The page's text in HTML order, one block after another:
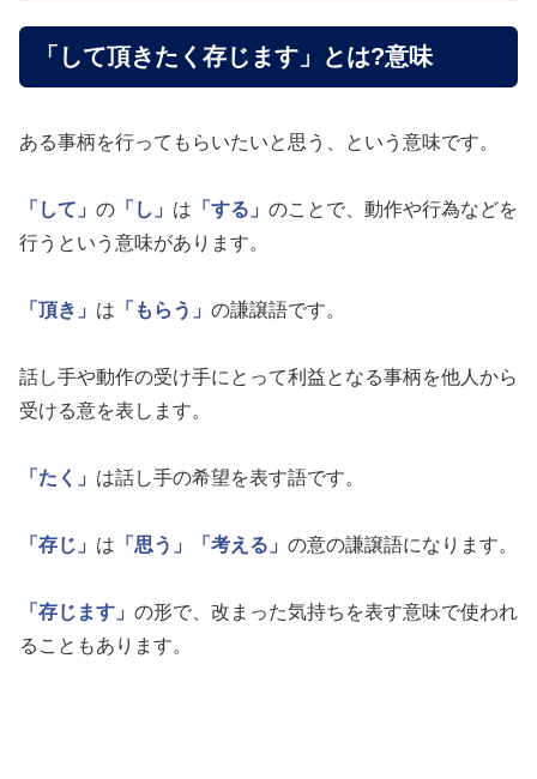
「して頂きたく存じます」とは?意味
ある事柄を行ってもらいたいと思う、という意味です。
「して」 の 「し」 は 「する」 のことで、動作や行為などを
行うという意味があります。
「頂き」 は 「もらう」 の謙譲語です。
話し手や動作の受け手にとって利益となる事柄を他人から
受ける意を表します。
「たく」 は話し手の希望を表す語です。
「存じ」 は 「思う」 「考える」 の意の謙譲語になります。
「存じます」 の形で、改まった気持ちを表す意味で使われ
ることもあります。